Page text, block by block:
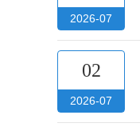
2026-07
02
2026-07